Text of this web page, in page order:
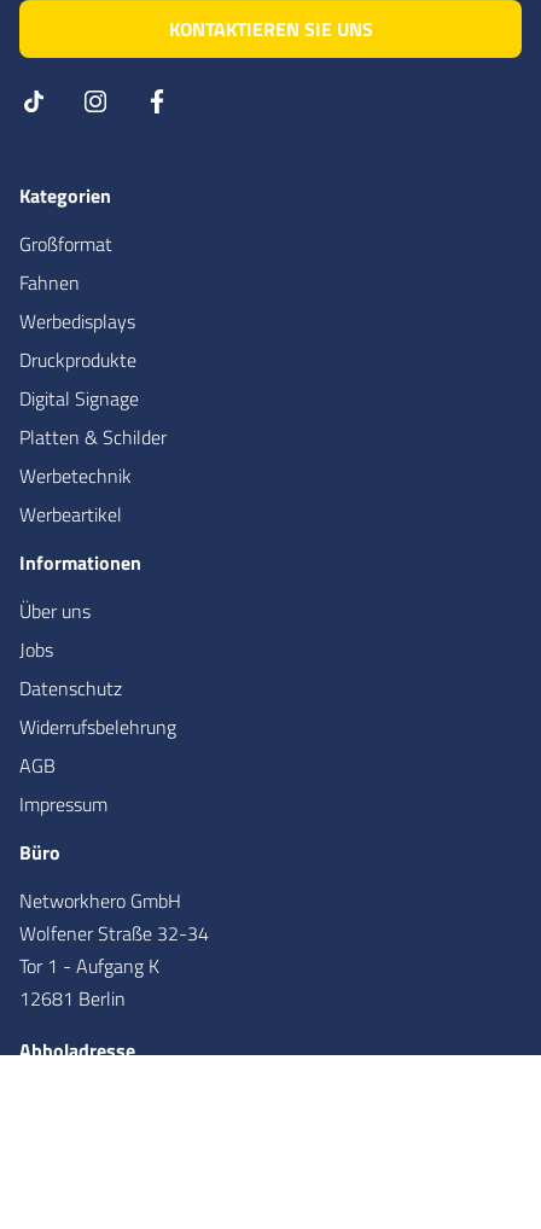
KONTAKTIEREN SIE UNS
Kategorien
Großformat
Fahnen
Werbedisplays
Druckprodukte
Digital Signage
Platten & Schilder
Werbetechnik
Werbeartikel
Informationen
Über uns
Jobs
Datenschutz
Widerrufsbelehrung
AGB
Impressum
Büro
Networkhero GmbH
Wolfener Straße 32-34
Tor 1 - Aufgang K
12681 Berlin
Abholadresse